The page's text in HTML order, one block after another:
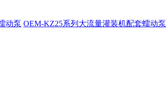
动泵 OEM-KZ25系列大流量灌装机配套蠕动泵